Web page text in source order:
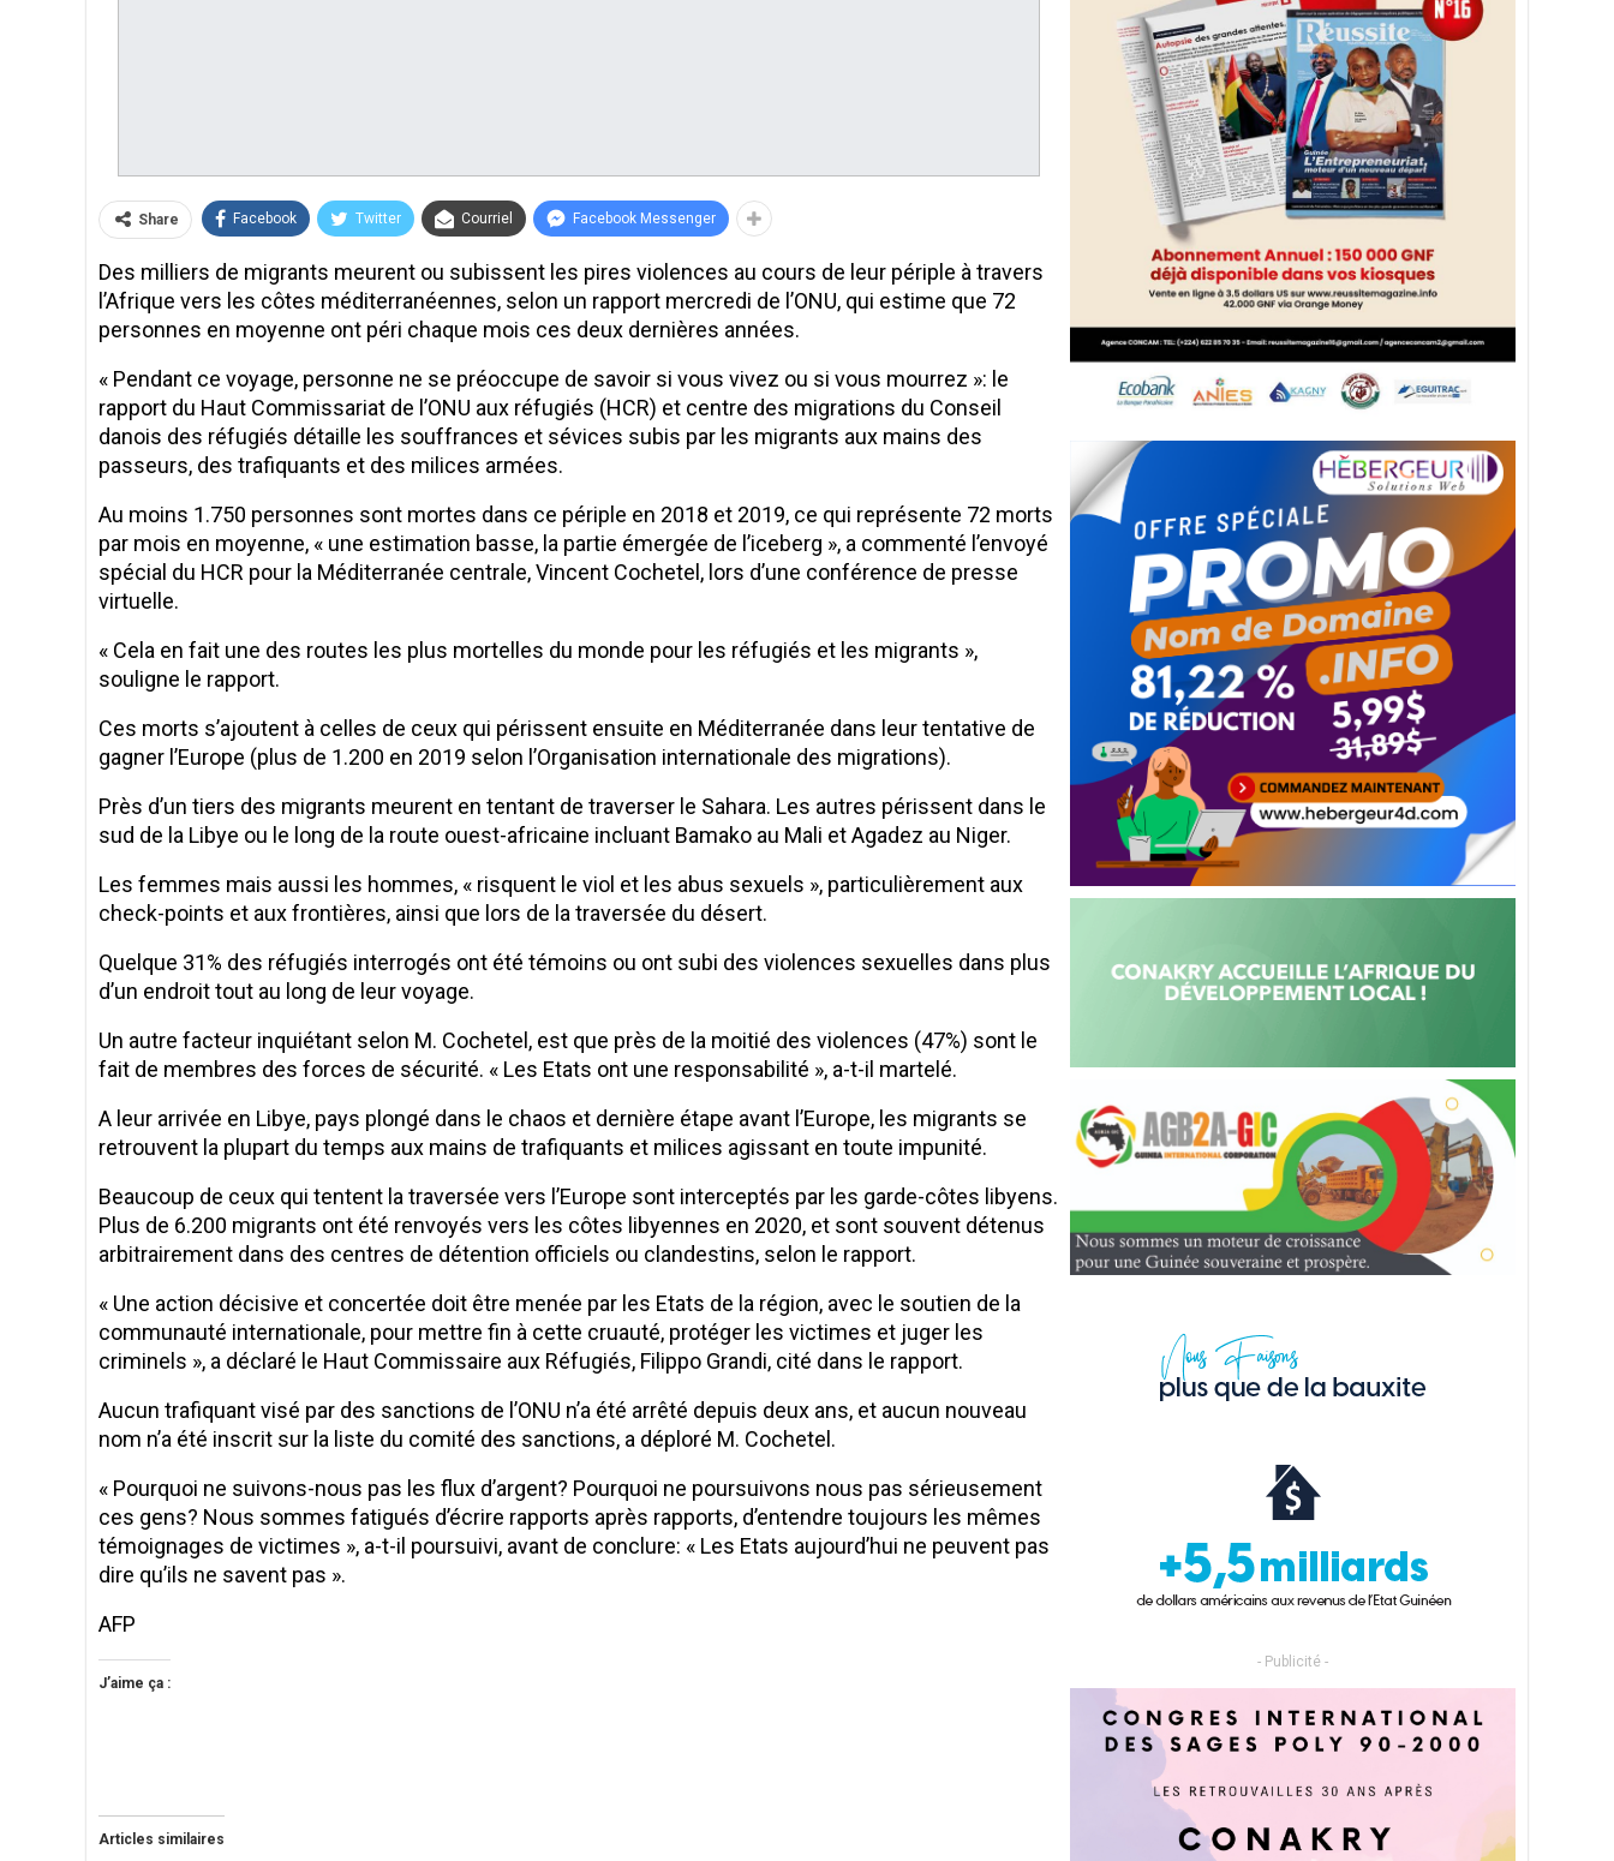
Share Facebook Twitter Courriel Facebook Messenger
Des milliers de migrants meurent ou subissent les pires violences au cours de leur périple à travers
l’Afrique vers les côtes méditerranéennes, selon un rapport mercredi de l’ONU, qui estime que 72
personnes en moyenne ont péri chaque mois ces deux dernières années.
« Pendant ce voyage, personne ne se préoccupe de savoir si vous vivez ou si vous mourrez »: le
rapport du Haut Commissariat de l’ONU aux réfugiés (HCR) et centre des migrations du Conseil
danois des réfugiés détaille les souffrances et sévices subis par les migrants aux mains des
passeurs, des trafiquants et des milices armées.
Au moins 1.750 personnes sont mortes dans ce périple en 2018 et 2019, ce qui représente 72 morts
par mois en moyenne, « une estimation basse, la partie émergée de l’iceberg », a commenté l’envoyé
spécial du HCR pour la Méditerranée centrale, Vincent Cochetel, lors d’une conférence de presse
virtuelle.
« Cela en fait une des routes les plus mortelles du monde pour les réfugiés et les migrants »,
souligne le rapport.
Ces morts s’ajoutent à celles de ceux qui périssent ensuite en Méditerranée dans leur tentative de
gagner l’Europe (plus de 1.200 en 2019 selon l’Organisation internationale des migrations).
Près d’un tiers des migrants meurent en tentant de traverser le Sahara. Les autres périssent dans le
sud de la Libye ou le long de la route ouest-africaine incluant Bamako au Mali et Agadez au Niger.
Les femmes mais aussi les hommes, « risquent le viol et les abus sexuels », particulièrement aux
check-points et aux frontières, ainsi que lors de la traversée du désert.
Quelque 31% des réfugiés interrogés ont été témoins ou ont subi des violences sexuelles dans plus
d’un endroit tout au long de leur voyage.
Un autre facteur inquiétant selon M. Cochetel, est que près de la moitié des violences (47%) sont le
fait de membres des forces de sécurité. « Les Etats ont une responsabilité », a-t-il martelé.
A leur arrivée en Libye, pays plongé dans le chaos et dernière étape avant l’Europe, les migrants se
retrouvent la plupart du temps aux mains de trafiquants et milices agissant en toute impunité.
Beaucoup de ceux qui tentent la traversée vers l’Europe sont interceptés par les garde-côtes libyens.
Plus de 6.200 migrants ont été renvoyés vers les côtes libyennes en 2020, et sont souvent détenus
arbitrairement dans des centres de détention officiels ou clandestins, selon le rapport.
« Une action décisive et concertée doit être menée par les Etats de la région, avec le soutien de la
communauté internationale, pour mettre fin à cette cruauté, protéger les victimes et juger les
criminels », a déclaré le Haut Commissaire aux Réfugiés, Filippo Grandi, cité dans le rapport.
Aucun trafiquant visé par des sanctions de l’ONU n’a été arrêté depuis deux ans, et aucun nouveau
nom n’a été inscrit sur la liste du comité des sanctions, a déploré M. Cochetel.
« Pourquoi ne suivons-nous pas les flux d’argent? Pourquoi ne poursuivons nous pas sérieusement
ces gens? Nous sommes fatigués d’écrire rapports après rapports, d’entendre toujours les mêmes
témoignages de victimes », a-t-il poursuivi, avant de conclure: « Les Etats aujourd’hui ne peuvent pas
dire qu’ils ne savent pas ».
AFP
J’aime ça :
Articles similaires
- Publicité -